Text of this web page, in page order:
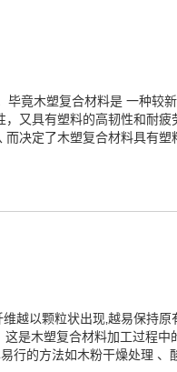
竟木塑复合材料是 一种较
又具有塑料的高韧性和耐疲
决定了木塑复合材料具有塑
越以颗粒状出现‚越易保持原
是木塑复合材料加工过程中
行的方法如木粉干燥处理 、